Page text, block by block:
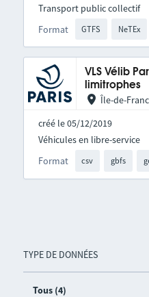
TYPE DE DONNÉES
Tous (4)
Format GTFS NeTEx
Transport public collectif
VLS Vélib
limitrophes
Île-de-
créé le 05/12/2019
Format csv gbfs
Véhicules en libre-service